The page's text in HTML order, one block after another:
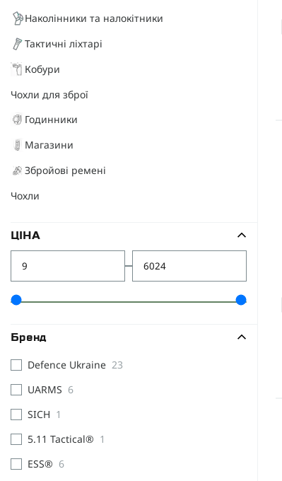
Наколінники та налокітники
Тактичні ліхтарі
Кобури
Чохли для зброї
Годинники
Магазини
Збройові ремені
Чохли
ЦІНА
Бренд
Defence Ukraine 23
UARMS 6
SICH 1
5.11 Tactical® 1
ESS® 6